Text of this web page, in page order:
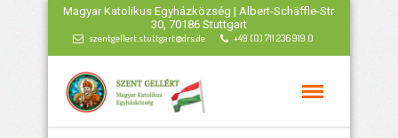
Magyar Katolikus Egyházközség | Albert-Schäffle-Str.
30, 70186 Stuttgart
szentgellert.stuttgart@drs.de +49 (0) 711 236 919 0